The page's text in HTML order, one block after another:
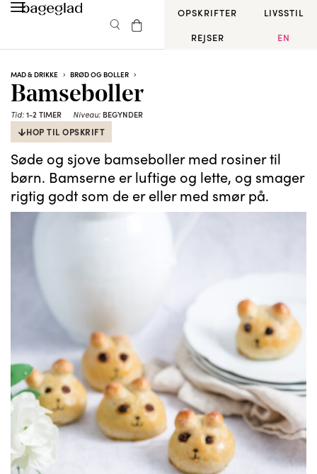
OPSKRIFTER
LIVSSTIL
REJSER
EN
MAD & DRIKKE BRØD OG BOLLER
Bamseboller
Tid: 1-2 TIMER Niveau: BEGYNDER
HOP TIL OPSKRIFT
Søde og sjove bamseboller med rosiner til
børn. Bamserne er luftige og lette, og smager
rigtig godt som de er eller med smør på.